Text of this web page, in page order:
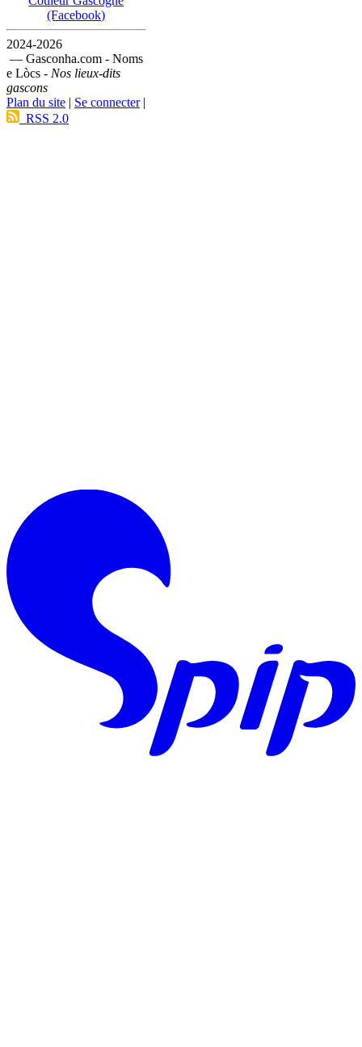
(Facebook)
2024-2026
— Gasconha.com - Noms
e Lòcs - Nos lieux-dits
gascons
Plan du site | Se connecter|
RSS 2.0